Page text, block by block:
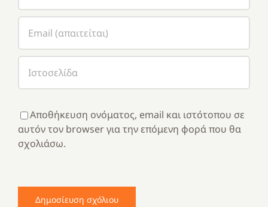
Αποθήκευση ονόματος, email και ιστότοπου σε
αυτόν τον browser για την επόμενη φορά που θα
σχολιάσω.